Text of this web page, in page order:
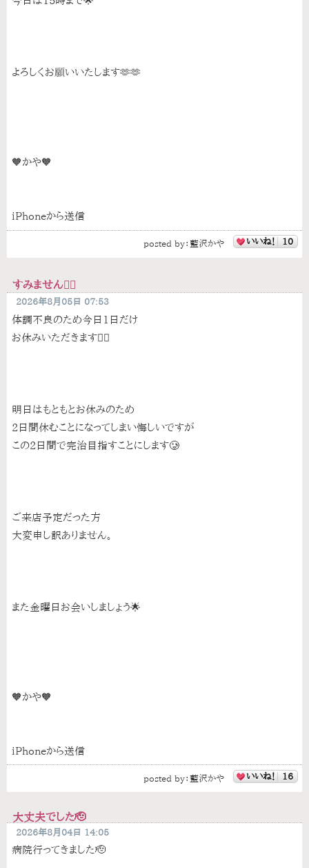
よろしくお願いいたします🫶🫶
🧡かや🧡
iPhoneから送信
posted by： 藍沢かや いいね！ 10
すみません🙇‍♀️
2026年8月05日 07:53
体調不良のため今日1日だけ
お休みいただきます🙇‍♀️
明日はもともとお休みのため
2日間休むことになってしまい悔しいですが
この2日間で完治目指すことにします🥲
ご来店予定だった方
大変申し訳ありません。
また金曜日お会いしましょう🌟
🧡かや🧡
iPhoneから送信
posted by： 藍沢かや いいね！ 16
大丈夫でした🫡
2026年8月04日 14:05
病院行ってきました🫡